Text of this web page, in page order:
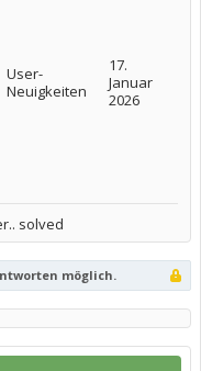
User-
Neuigkeiten
17.
Januar
2026
solved
möglich.